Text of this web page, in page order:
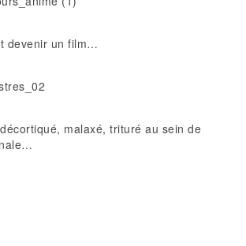
devenir un film…
malaxé, trituré au sein de